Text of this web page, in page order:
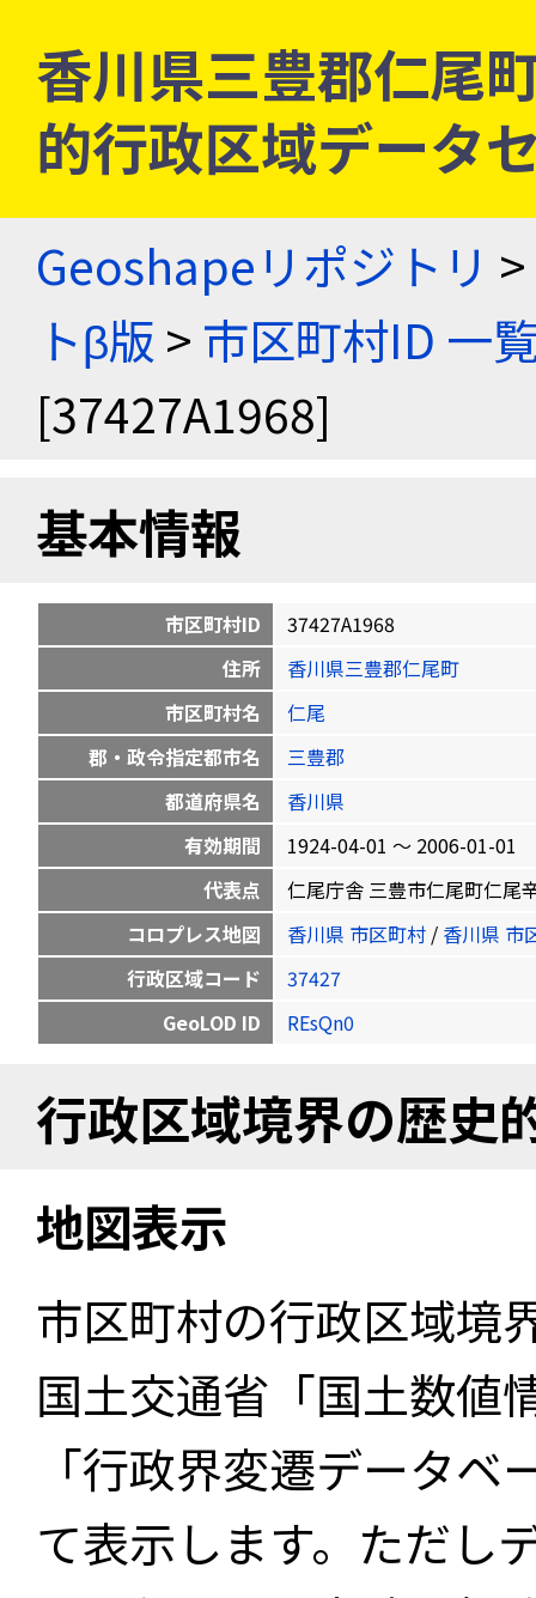
香川県三豊郡仁尾
的行政区域データ
Geoshapeリポジトリ >
トβ版 > 市区町村ID 一
[37427A1968]
基本情報
市区町村ID
37427A1968
住所
香川県三豊郡仁尾町
市区町村名
仁尾
郡・政令指定都市名
三豊郡
都道府県名
香川県
有効期間
1924-04-01 〜 2006-01-01
代表点
仁尾庁舎 三豊市仁尾町仁尾
コロプレス地図
香川県 市区町村 / 香川県 市
行政区域コード
37427
GeoLOD ID
REsQn0
行政区域境界の歴史
地図表示
市区町村の行政区域境
国土交通省「国土数値
「行政界変遷データ
て表示します。ただし